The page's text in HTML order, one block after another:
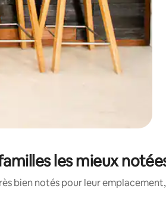
les mieux
bien notés pour leur